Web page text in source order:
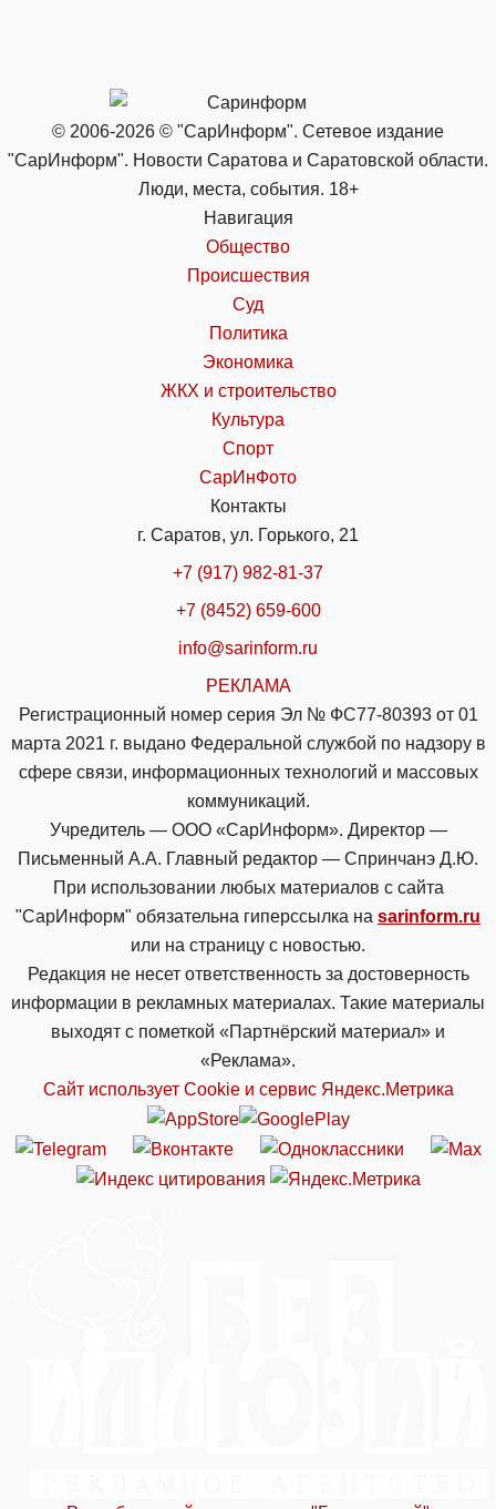
© 2006-2026 © "СарИнформ". Сетевое издание
"СарИнформ". Новости Саратова и Саратовской области.
Люди, места, события. 18+
Навигация
Общество
Происшествия
Суд
Политика
Экономика
ЖКХ и строительство
Культура
Спорт
СарИнФото
Контакты
г. Саратов, ул. Горького, 21
+7 (917) 982-81-37
+7 (8452) 659-600
info@sarinform.ru
РЕКЛАМА
Регистрационный номер серия Эл № ФС77-80393 от 01
марта 2021 г. выдано Федеральной службой по надзору в
сфере связи, информационных технологий и массовых
коммуникаций.
Учредитель — ООО «СарИнформ». Директор —
Письменный А.А. Главный редактор — Спринчанэ Д.Ю.
При использовании любых материалов с сайта
"СарИнформ" обязательна гиперссылка на sarinform.ru
или на страницу с новостью.
Редакция не несет ответственность за достоверность
информации в рекламных материалах. Такие материалы
выходят с пометкой «Партнёрский материал» и
«Реклама».
Сайт использует Cookie и сервиc Яндекс.Метрика